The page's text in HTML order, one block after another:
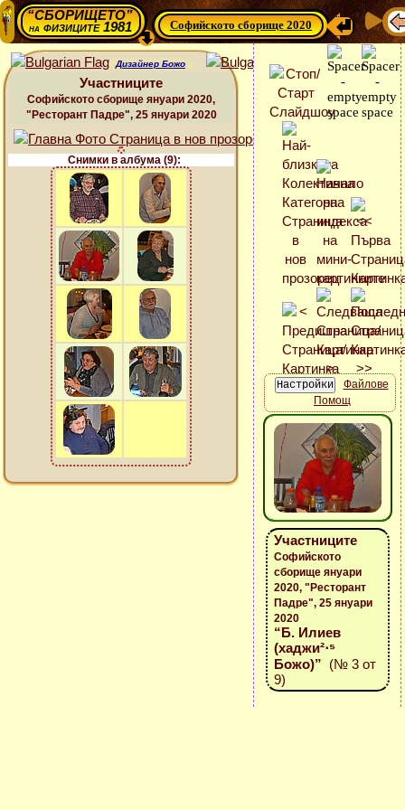
“СБОРИЩЕТО”
нафизиците 1981 Софийското сборище 2020
Дизайнер Божо
Участниците
Софийското сборище януари 2020,
"Ресторант Падре", 25 януари 2020
Снимки в албума (9):
Файлове
Помощ
Участниците
Софийското
сборище януари
2020, "Ресторант
Падре", 25 януари
2020
“Б. Илиев
(хаджи²⋅⁵
Божо)” (№ 3 от
9)